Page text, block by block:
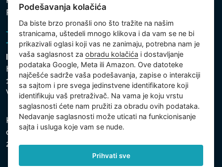
Politika kolačića
Intex Trading, s.r.o.
Hradecká 2526/3
130 00 Praha 3
Vinohrady - Česká republika
Kompanija je registrovana u Opštinskom sudu u Pragu,
odeljak C, uložak 74759, Identifikacioni broj kompanije:
26150808, Poreski identifikacioni broj: CZ26150808.
Podešavanja kolačića
Da biste brzo pronašli ono što tražite na našim
stranicama, uštedeli mnogo klikova i da vam se ne bi
prikazivali oglasi koji vas ne zanimaju, potrebna nam je
vaša saglasnost zaobradu kolačića i dostavljanje
podataka Google, Meta ili Amazon. Ove datoteke
najčešće sadrže vaša podešavanja, zapise o interakciji
sa sajtom i pre svega jedinstvene identifikatore koji
identifikuju vaš pretraživač. Na vama je koju vrstu
saglasnosti ćete nam pružiti za obradu ovih podataka.
Nedavanje saglasnosti može uticati na funkcionisanje
sajta i usluga koje vam se nude.
Prihvati sve